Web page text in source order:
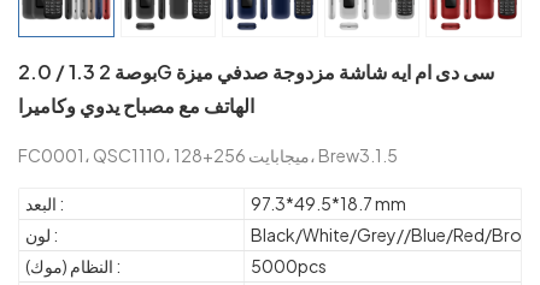
2.0 / 1.3 بوصة 2G سى دى ام ايه شاشة مزدوجة صدفي ميزة
الهاتف مع مصباح يدوي وكاميرا
FC0001، QSC1110، 128+256 ميجابايت، Brew3.1.5
البعد :
97.3*49.5*18.7 mm
لون :
Black/White/Grey//Blue/Red/
النظام (موك) :
5000pcs